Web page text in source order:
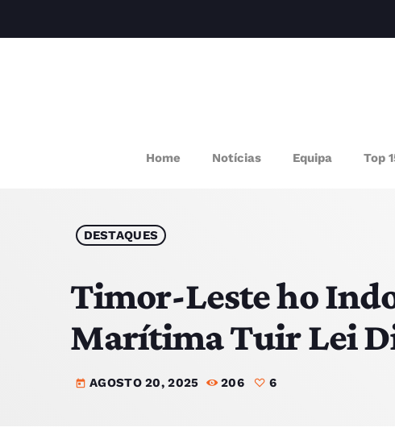
Home Notícias Equipa Top
DESTAQUES
Timor-Leste ho
Marítima Tuir Lei
today AGOSTO 20, 2025 206 6